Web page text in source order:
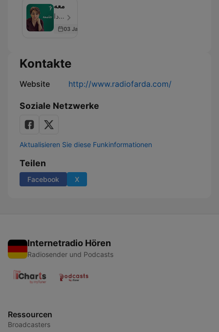
جامعه
رادیوفردا - Folge 50
03 Jan 2023
Kontakte
Website http://www.radiofarda.com/
Soziale Netzwerke
Aktualisieren Sie diese Funkinformationen
Teilen
Facebook X
Internetradio Hören
Radiosender und Podcasts
Ressourcen
Broadcasters